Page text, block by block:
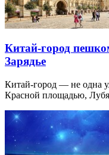
Китай-город
Зарядье
Китай-город — не одна
Красной площадью,